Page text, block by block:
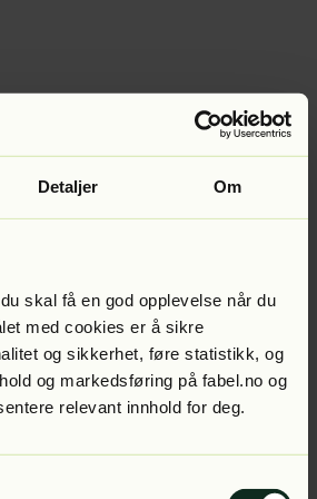
Detaljer Om
skal få en god opplevelse når du
med cookies er å sikre
og sikkerhet, føre statistikk, og
og markedsføring på fabel.no og
relevant innhold for deg.